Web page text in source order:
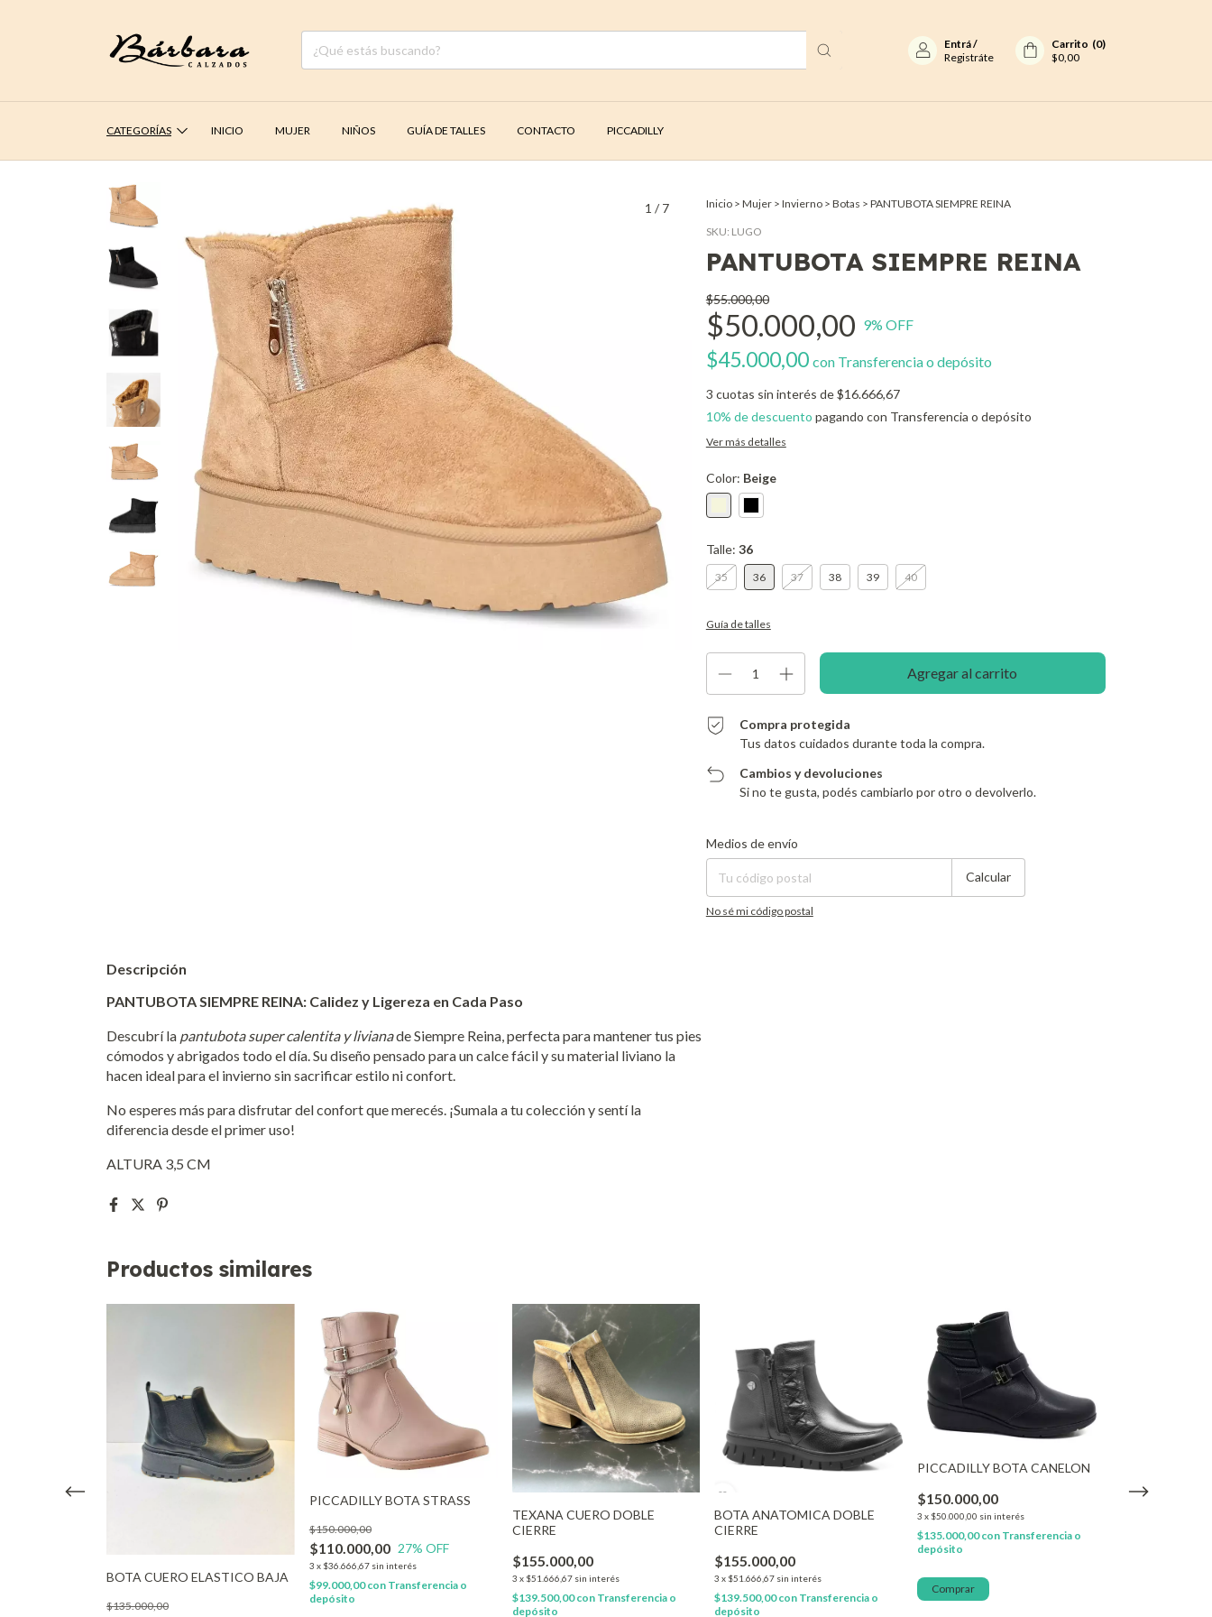
Entrá/
Registráte
Carrito (0)
$0,00
CATEGORÍAS INICIO MUJER NIÑOS GUÍA DE TALLES CONTACTO PICCADILLY
1 / 7 Inicio > Mujer > Invierno > Botas > PANTUBOTA SIEMPRE REINA
SKU: LUGO
PANTUBOTA SIEMPRE REINA
$55.000,00
$50.000,00 9% OFF
$45.000,00 con Transferencia o depósito
3 cuotas sin interés de$16.666,67
10% de descuento pagando con Transferencia o depósito
Ver más detalles
Color: Beige
Talle: 36
35 36 37 38 39 40
Guía de talles
Compra protegida
Tus datos cuidados durante toda la compra.
Cambios y devoluciones
Si no te gusta, podés cambiarlo por otro o devolverlo.
Entregas para el CP:
Medios de envío
Calcular
No sé mi código postal
Descripción
PANTUBOTA SIEMPRE REINA: Calidez y Ligereza en Cada Paso
Descubrí la pantubota super calentita y livianade Siempre Reina, perfecta para mantener tus pies
cómodos y abrigados todo el día. Su diseño pensado para un calce fácil y su material liviano la
hacen ideal para el invierno sin sacrificar estilo ni confort.
No esperes más para disfrutar del confort que merecés. ¡Sumala a tu colección y sentí la
diferencia desde el primer uso!
ALTURA 3,5 CM
Productos similares
BOTA CUERO ELASTICO BAJA
$135.000,00
PICCADILLY BOTA STRASS
$110.000,00
$150.000,00
27% OFF
3 x $36.666,67 sin interés
$99.000,00con Transferencia o
depósito
TEXANA CUERO DOBLE
CIERRE
$155.000,00
3 x $51.666,67 sin interés
$139.500,00con Transferencia o
depósito
BOTA ANATOMICA DOBLE
CIERRE
$155.000,00
3 x $51.666,67 sin interés
$139.500,00con Transferencia o
depósito
PICCADILLY BOTA CANELON
$150.000,00
3 x $50.000,00 sin interés
$135.000,00con Transferencia o
depósito
Comprar
PICCADILLY